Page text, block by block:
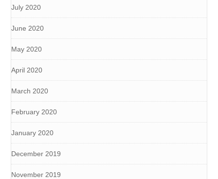
July 2020
June 2020
May 2020
April 2020
March 2020
February 2020
January 2020
December 2019
November 2019